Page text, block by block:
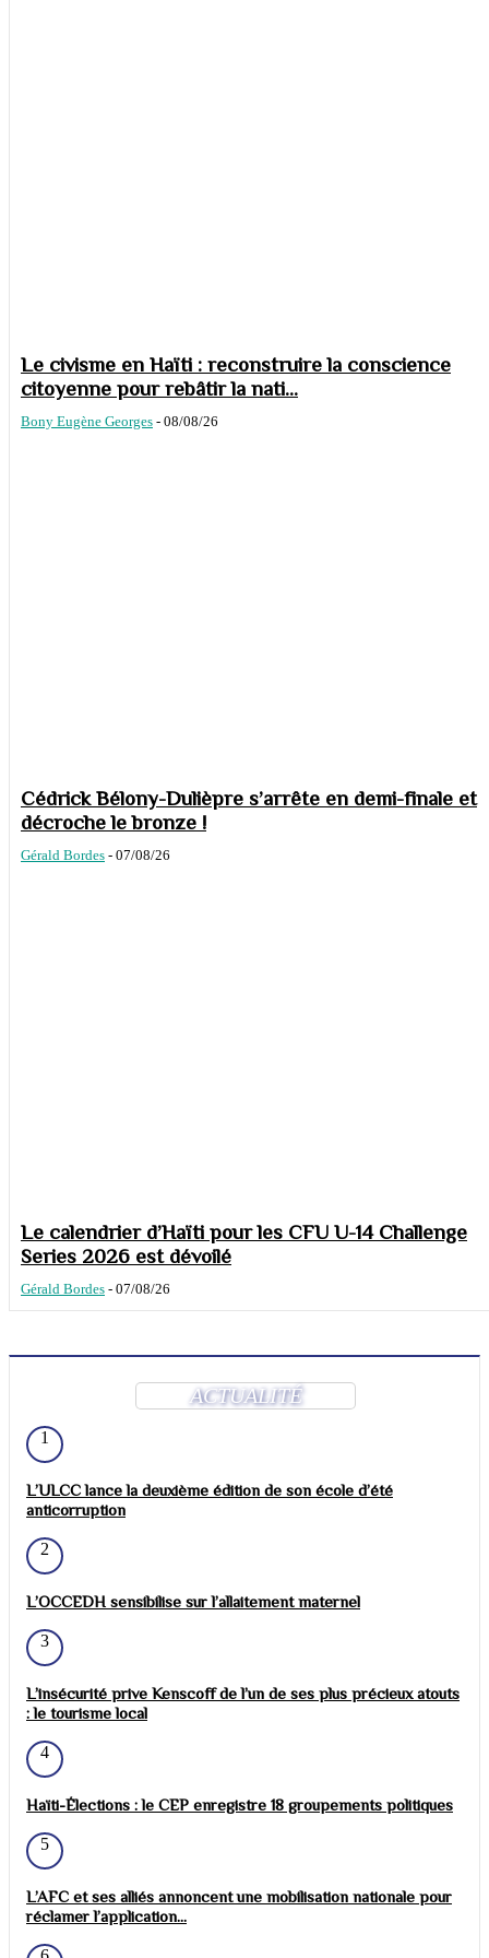
Le civisme en Haïti : reconstruire la conscience
citoyenne pour rebâtir la nati...
Bony Eugène Georges - 08/08/26
Cédrick Bélony-Dulièpre s’arrête en demi-finale et
décroche le bronze !
Gérald Bordes - 07/08/26
Le calendrier d’Haïti pour les CFU U-14 Challenge
Series 2026 est dévoilé
Gérald Bordes - 07/08/26
ACTUALITÉ
1
L’ULCC lance la deuxième édition de son école d’été
anticorruption
2
L’OCCEDH sensibilise sur l’allaitement maternel
3
L’insécurité prive Kenscoff de l’un de ses plus précieux atouts
: le tourisme local
4
Haïti-Élections : le CEP enregistre 18 groupements politiques
5
L’AFC et ses alliés annoncent une mobilisation nationale pour
réclamer l’application...